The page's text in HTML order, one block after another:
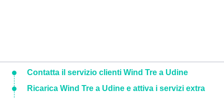
Contatta il servizio clienti Wind Tre a Udine
Ricarica Wind Tre a Udine e attiva i servizi extra